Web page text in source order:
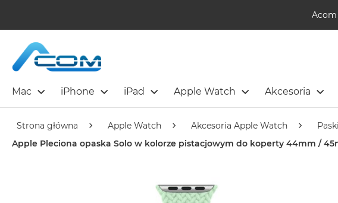
Mac iPhone iPad Apple Watch Akcesoria
Strona główna Apple Watch Akcesoria Apple Watch
Apple Pleciona opaska Solo w kolorze pistacjowym do koperty 44mm /